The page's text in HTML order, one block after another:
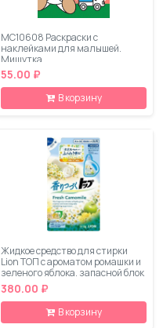
МС10608 Раскраски с
наклейками для малышей.
Мишутка
55.00 ₽
В корзину
Жидкое средство для стирки
Lion ТОП с ароматом ромашки и
зеленого яблока, запасной блок
810 мл
380.00 ₽
В корзину